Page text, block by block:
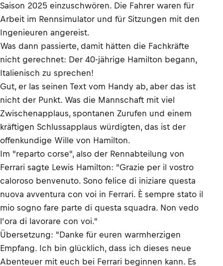
Saison 2025 einzuschwören. Die Fahrer waren für
Arbeit im Rennsimulator und für Sitzungen mit den
Ingenieuren angereist.
Was dann passierte, damit hätten die Fachkräfte
nicht gerechnet: Der 40-jährige Hamilton begann,
Italienisch zu sprechen!
Gut, er las seinen Text vom Handy ab, aber das ist
nicht der Punkt. Was die Mannschaft mit viel
Zwischenapplaus, spontanen Zurufen und einem
kräftigen Schlussapplaus würdigten, das ist der
offenkundige Wille von Hamilton.
Im "reparto corse", also der Rennabteilung von
Ferrari sagte Lewis Hamilton: "Grazie per il vostro
caloroso benvenuto. Sono felice di iniziare questa
nuova avventura con voi in Ferrari. È sempre stato il
mio sogno fare parte di questa squadra. Non vedo
l’ora di lavorare con voi."
Übersetzung: "Danke für euren warmherzigen
Empfang. Ich bin glücklich, dass ich dieses neue
Abenteuer mit euch bei Ferrari beginnen kann. Es